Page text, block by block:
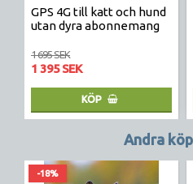
GPS 4G till katt och hund
utan dyra abonnemang
1 695 SEK
1 395 SEK
KÖP
Andra
-18%